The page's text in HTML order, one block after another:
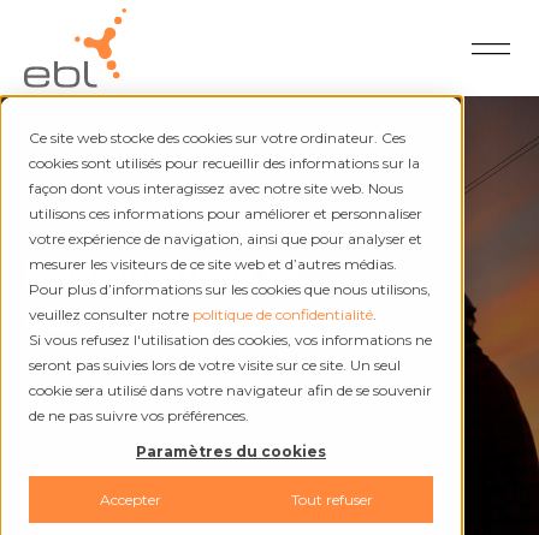
Ce site web stocke des cookies sur votre ordinateur. Ces
cookies sont utilisés pour recueillir des informations sur la
façon dont vous interagissez avec notre site web. Nous
utilisons ces informations pour améliorer et personnaliser
votre expérience de navigation, ainsi que pour analyser et
mesurer les visiteurs de ce site web et d’autres médias.
Pour plus d’informations sur les cookies que nous utilisons,
veuillez consulter notre politique de confidentialité.
Si vous refusez l'utilisation des cookies, vos informations ne
seront pas suivies lors de votre visite sur ce site. Un seul
cookie sera utilisé dans votre navigateur afin de se souvenir
de ne pas suivre vos préférences.
Paramètres du cookies
Accepter Tout refuser
Électricité et chaleur
Interruptions et
dérangements